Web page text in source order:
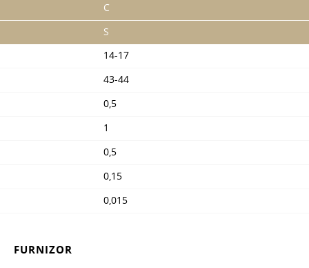
C
S
14-17
43-44
0,5
1
0,5
0,15
0,015
FURNIZOR